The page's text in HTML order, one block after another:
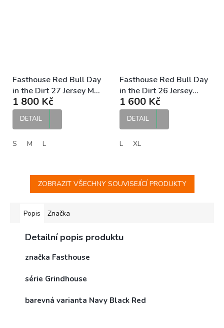
Fasthouse Red Bull Day
in the Dirt 27 Jersey MX
dres
1 800 Kč
DETAIL
S M L
Fasthouse Red Bull Day
in the Dirt 26 Jersey
Black White MX dres
1 600 Kč
DETAIL
L XL
ZOBRAZIT VŠECHNY SOUVISEJÍCÍ PRODUKTY
Popis Značka
Detailní popis produktu
značka Fasthouse
série Grindhouse
barevná varianta Navy Black Red